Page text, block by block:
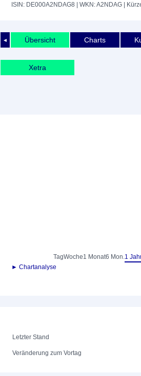
ISIN: DE000A2NDAG8 | WKN: A2NDAG |
◄ Übersicht Charts
Xetra
TagWoche1 Monat6 Mon.1
► Chartanalyse
Letzter Stand
Veränderung zum Vortag